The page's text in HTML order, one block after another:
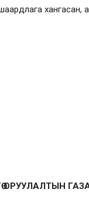
хангасан,
ОРУУЛАЛТЫН